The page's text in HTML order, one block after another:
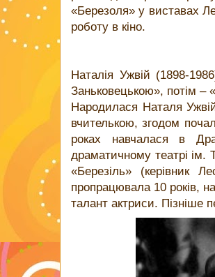
«Березоля» у виставах
роботу в кіно.
Виставка
Наталія Ужвій (1898-
Заньковецькою», потім
Народилася Наталя
вчителькою, згодом
роках навчалася в
драматичному театрі ім.
«Березіль» (керівник
пропрацювала 10 років,
талант актриси. Пізніше